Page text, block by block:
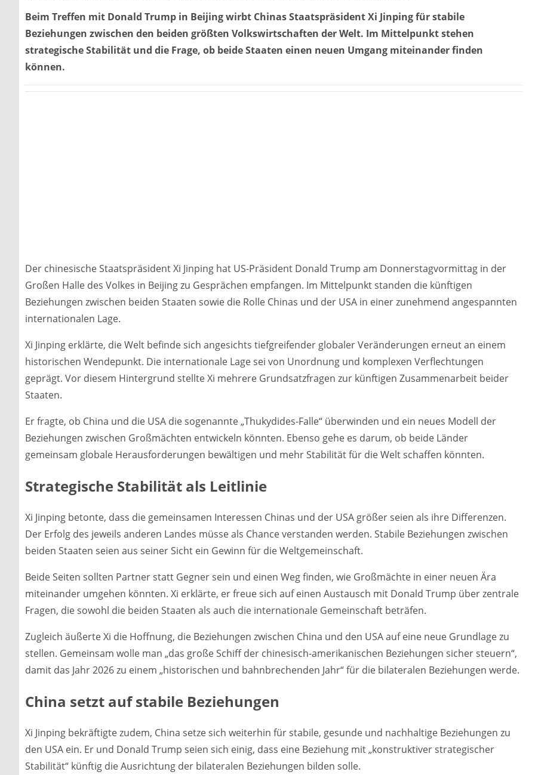
Beim Treffen mit Donald Trump in Beijing wirbt Chinas Staatspräsident Xi Jinping für stabile
Beziehungen zwischen den beiden größten Volkswirtschaften der Welt. Im Mittelpunkt stehen
strategische Stabilität und die Frage, ob beide Staaten einen neuen Umgang miteinander finden
können.
Der chinesische Staatspräsident Xi Jinping hat US-Präsident Donald Trump am Donnerstagvormittag in der
Großen Halle des Volkes in Beijing zu Gesprächen empfangen. Im Mittelpunkt standen die künftigen
Beziehungen zwischen beiden Staaten sowie die Rolle Chinas und der USA in einer zunehmend angespannten
internationalen Lage.
Xi Jinping erklärte, die Welt befinde sich angesichts tiefgreifender globaler Veränderungen erneut an einem
historischen Wendepunkt. Die internationale Lage sei von Unordnung und komplexen Verflechtungen
geprägt. Vor diesem Hintergrund stellte Xi mehrere Grundsatzfragen zur künftigen Zusammenarbeit beider
Staaten.
Er fragte, ob China und die USA die sogenannte „Thukydides-Falle“ überwinden und ein neues Modell der
Beziehungen zwischen Großmächten entwickeln könnten. Ebenso gehe es darum, ob beide Länder
gemeinsam globale Herausforderungen bewältigen und mehr Stabilität für die Welt schaffen könnten.
Strategische Stabilität als Leitlinie
Xi Jinping betonte, dass die gemeinsamen Interessen Chinas und der USA größer seien als ihre Differenzen.
Der Erfolg des jeweils anderen Landes müsse als Chance verstanden werden. Stabile Beziehungen zwischen
beiden Staaten seien aus seiner Sicht ein Gewinn für die Weltgemeinschaft.
Beide Seiten sollten Partner statt Gegner sein und einen Weg finden, wie Großmächte in einer neuen Ära
miteinander umgehen könnten. Xi erklärte, er freue sich auf einen Austausch mit Donald Trump über zentrale
Fragen, die sowohl die beiden Staaten als auch die internationale Gemeinschaft beträfen.
Zugleich äußerte Xi die Hoffnung, die Beziehungen zwischen China und den USA auf eine neue Grundlage zu
stellen. Gemeinsam wolle man „das große Schiff der chinesisch-amerikanischen Beziehungen sicher steuern“,
damit das Jahr 2026 zu einem „historischen und bahnbrechenden Jahr“ für die bilateralen Beziehungen werde.
China setzt auf stabile Beziehungen
Xi Jinping bekräftigte zudem, China setze sich weiterhin für stabile, gesunde und nachhaltige Beziehungen zu
den USA ein. Er und Donald Trump seien sich einig, dass eine Beziehung mit „konstruktiver strategischer
Stabilität“ künftig die Ausrichtung der bilateralen Beziehungen bilden solle.